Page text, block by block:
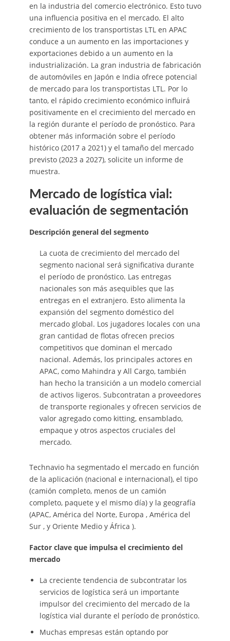
en la industria del comercio electrónico. Esto tuvo
una influencia positiva en el mercado. El alto
crecimiento de los transportistas LTL en APAC
conduce a un aumento en las importaciones y
exportaciones debido a un aumento en la
industrialización. La gran industria de fabricación
de automóviles en Japón e India ofrece potencial
de mercado para los transportistas LTL. Por lo
tanto, el rápido crecimiento económico influirá
positivamente en el crecimiento del mercado en
la región durante el período de pronóstico. Para
obtener más información sobre el período
histórico (2017 a 2021) y el tamaño del mercado
previsto (2023 a 2027), solicite un informe de
muestra.
Mercado de logística vial:
evaluación de segmentación
Descripción general del segmento
La cuota de crecimiento del mercado del
segmento nacional será significativa durante
el período de pronóstico. Las entregas
nacionales son más asequibles que las
entregas en el extranjero. Esto alimenta la
expansión del segmento doméstico del
mercado global. Los jugadores locales con una
gran cantidad de flotas ofrecen precios
competitivos que dominan el mercado
nacional. Además, los principales actores en
APAC, como Mahindra y All Cargo, también
han hecho la transición a un modelo comercial
de activos ligeros. Subcontratan a proveedores
de transporte regionales y ofrecen servicios de
valor agregado como kitting, ensamblado,
empaque y otros aspectos cruciales del
mercado.
Technavio ha segmentado el mercado en función
de la aplicación (nacional e internacional), el tipo
(camión completo, menos de un camión
completo, paquete y el mismo día) y la geografía
(APAC, América del Norte, Europa , América del
Sur , y Oriente Medio y África ).
Factor clave que impulsa el crecimiento del
mercado
La creciente tendencia de subcontratar los
servicios de logística será un importante
impulsor del crecimiento del mercado de la
logística vial durante el período de pronóstico.
Muchas empresas están optando por